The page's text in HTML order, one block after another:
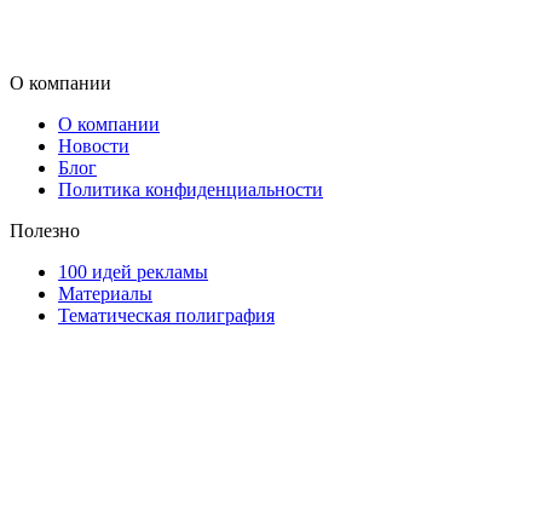
О компании
О компании
Новости
Блог
Политика конфиденциальности
Полезно
100 идей рекламы
Материалы
Тематическая полиграфия